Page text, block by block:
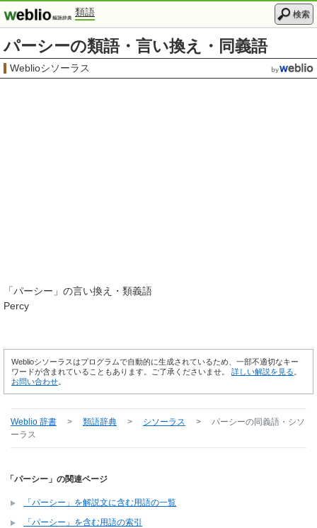
類語 検索
パーシーの類語・言い換え・同義語
Weblioシソーラス
「パーシー 」の言い換え・類義語
Percy
Weblioシソーラスはプログラムで自動的に生成されているため、一部不適切なキー
ワードが含まれていることもあります。ご了承くださいませ。 詳しい解説を見る
お問い合わせ
Weblio 辞書 > 類語辞典 > シソーラス > パーシーの同義語・シソ
ーラス
「パーシー」の関連ページ
「パーシー」を解説文に含む用語の一覧
「パーシー」を含む用語の索引